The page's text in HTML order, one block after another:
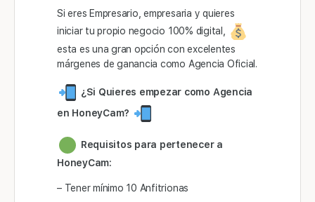
Si eres Empresario, empresaria y quieres
iniciar tu propio negocio 100% digital,
esta es una gran opción con excelentes
márgenes de ganancia como Agencia Oficial.
¿Si Quieres empezar como Agencia
en HoneyCam?
Requisitos para pertenecer a
HoneyCam:
– Tener mínimo 10 Anfitrionas